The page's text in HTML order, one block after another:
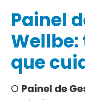
Painel
que
O Painel de